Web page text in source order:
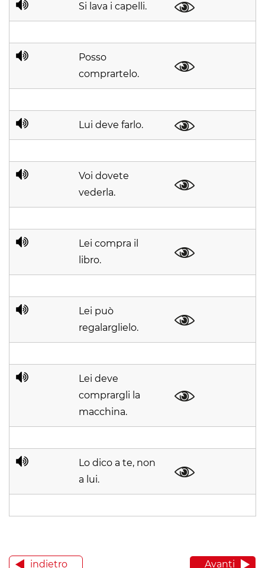
Si lava i capelli.
Posso
comprartelo.
Lui deve farlo.
Voi dovete
vederla.
Lei compra il
libro.
Lei può
regalarglielo.
Lei deve
comprargli la
macchina.
Lo dico a te, non
a lui.
indietro Avanti